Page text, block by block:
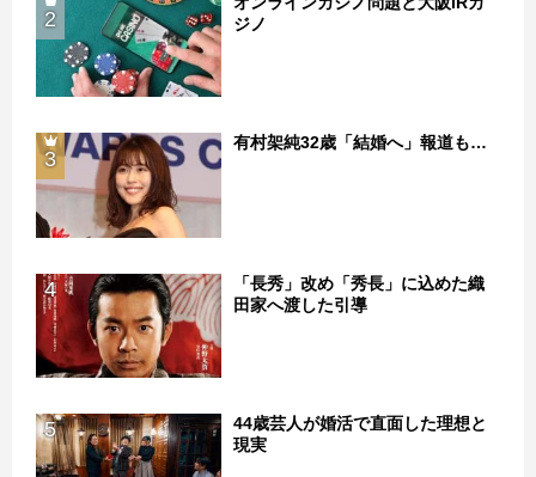
2
ジノ
3
有村架純32歳「結婚へ」報道も…
4
「長秀」改め「秀長」に込めた織
田家へ渡した引導
5
44歳芸人が婚活で直面した理想と
現実